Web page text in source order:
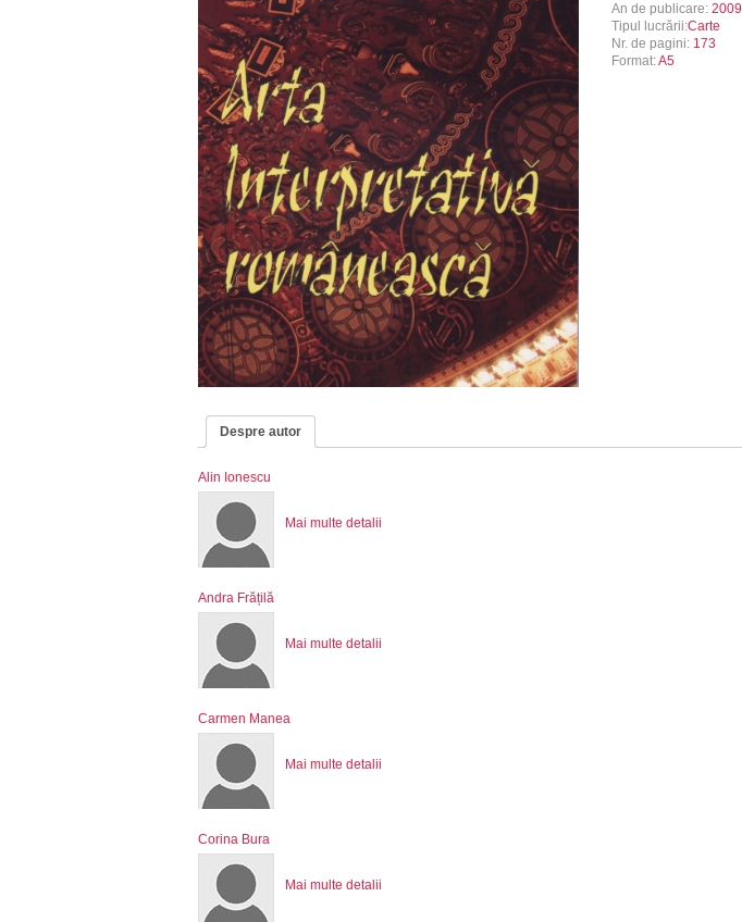
An de publicare: 2009
Tipul lucrării:Carte
Nr. de pagini: 173
Format:A5
Despre autor
Alin Ionescu
Mai multe detalii
Andra Frățilă
Mai multe detalii
Carmen Manea
Mai multe detalii
Corina Bura
Mai multe detalii